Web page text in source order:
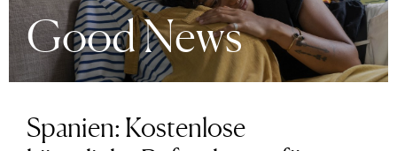
Good News
Spanien: Kostenlose